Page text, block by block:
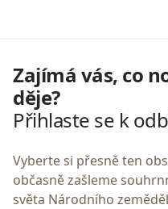
Zajímá vás, co
děje?
Přihlaste se k
Vyberte si přesně ten
občasně zašleme
světa Národního